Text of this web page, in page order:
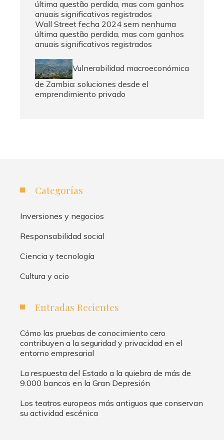
Wall Street fecha 2024 sem nenhuma
última questão perdida, mas com ganhos
anuais significativos registrados
Vulnerabilidad macroeconómica
de Zambia: soluciones desde el
emprendimiento privado
Categorías
Inversiones y negocios
Responsabilidad social
Ciencia y tecnología
Cultura y ocio
Entradas Recientes
Cómo las pruebas de conocimiento cero
contribuyen a la seguridad y privacidad en el
entorno empresarial
La respuesta del Estado a la quiebra de más de
9.000 bancos en la Gran Depresión
Los teatros europeos más antiguos que conservan
su actividad escénica